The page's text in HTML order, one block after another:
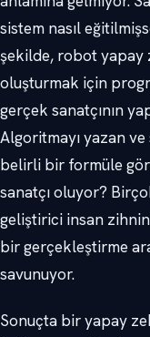
sistem nasıl
şekilde, robot yapay
oluşturmak için
gerçek sanatçının
Algoritmayı yazan ve
belirli bir formüle
sanatçı oluyor?
geliştirici insan
bir gerçekleştirme
savunuyor.
Sonuçta bir yapay